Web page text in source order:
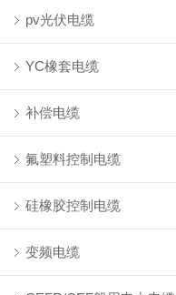
pv光伏电缆
YC橡套电缆
补偿电缆
氟塑料控制电缆
硅橡胶控制电缆
变频电缆